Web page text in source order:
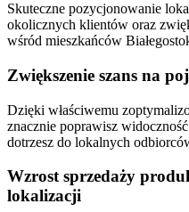
Skuteczne pozycjonowanie
okolicznych klientów oraz
wśród mieszkańców
Zwiększenie szans na
Dzięki właściwemu
znacznie poprawisz
dotrzesz do lokalnych
Wzrost sprzedaży
lokalizacji